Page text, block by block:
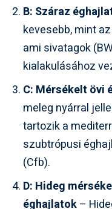
B: Száraz
kevesebb, mint
ami sivatagok
kialakulásához
C: Mérsékelt övi
meleg nyárral
tartozik a
szubtrópusi
(Cfb).
D: Hideg
éghajlatok–